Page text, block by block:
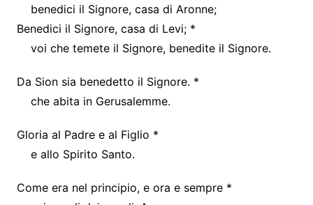
benedici il Signore, casa di Aronne;
Benedici il Signore, casa di Levi; *
voi che temete il Signore, benedite il Signore.
Da Sion sia benedetto il Signore. *
che abita in Gerusalemme.
Gloria al Padre e al Figlio *
e allo Spirito Santo.
Come era nel principio, e ora e sempre *